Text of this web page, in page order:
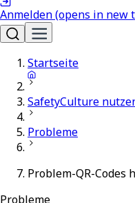
Anmelden(opens in new
Startseite
SafetyCulture
Probleme
Problem-QR-Codes
Probleme